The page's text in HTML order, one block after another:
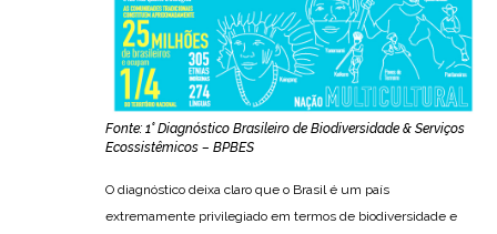
Fonte: 1° Diagnóstico Brasileiro de Biodiversidade & Serviços
Ecossistêmicos – BPBES
O diagnóstico deixa claro que o Brasil é um país
extremamente privilegiado em termos de biodiversidade e